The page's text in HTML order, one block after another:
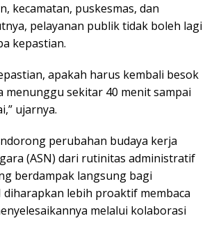
kecamatan, puskesmas, dan
pelayanan publik tidak boleh lagi
kepastian.
apakah harus kembali besok
menunggu sekitar 40 menit sampai
ujarnya.
perubahan budaya kerja
(ASN) dari rutinitas administratif
berdampak langsung bagi
diharapkan lebih proaktif membaca
melalui kolaborasi